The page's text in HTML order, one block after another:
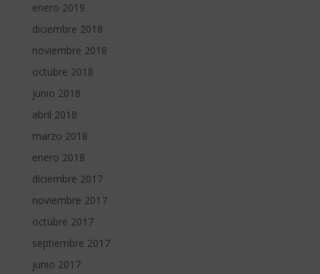
enero 2019
diciembre 2018
noviembre 2018
octubre 2018
junio 2018
abril 2018
marzo 2018
enero 2018
diciembre 2017
noviembre 2017
octubre 2017
septiembre 2017
junio 2017